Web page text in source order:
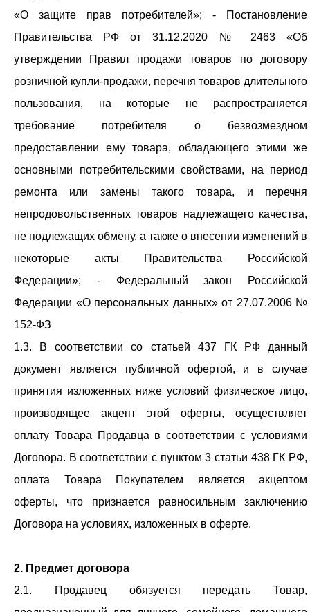
«О защите прав потребителей»; - Постановление
Правительства РФ от 31.12.2020 № 2463 «Об
утверждении Правил продажи товаров по договору
розничной купли-продажи, перечня товаров длительного
пользования, на которые не распространяется
требование потребителя о безвозмездном
предоставлении ему товара, обладающего этими же
основными потребительскими свойствами, на период
ремонта или замены такого товара, и перечня
непродовольственных товаров надлежащего качества,
не подлежащих обмену, а также о внесении изменений в
некоторые акты Правительства Российской
Федерации»; - Федеральный закон Российской
Федерации «О персональных данных» от 27.07.2006 №
152-ФЗ
1.3. В соответствии со статьей 437 ГК РФ данный
документ является публичной офертой, и в случае
принятия изложенных ниже условий физическое лицо,
производящее акцепт этой оферты, осуществляет
оплату Товара Продавца в соответствии с условиями
Договора. В соответствии с пунктом 3 статьи 438 ГК РФ,
оплата Товара Покупателем является акцептом
оферты, что признается равносильным заключению
Договора на условиях, изложенных в оферте.
2. Предмет договора
2.1. Продавец обязуется передать Товар,